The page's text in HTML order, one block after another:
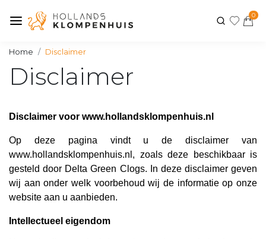
0
Home Disclaimer
Disclaimer
Disclaimer voor www.hollandsklompenhuis.nl
Op deze pagina vindt u de disclaimer van
www.hollandsklompenhuis.nl, zoals deze beschikbaar is
gesteld door Delta Green Clogs. In deze disclaimer geven
wij aan onder welk voorbehoud wij de informatie op onze
website aan u aanbieden.
Intellectueel eigendom